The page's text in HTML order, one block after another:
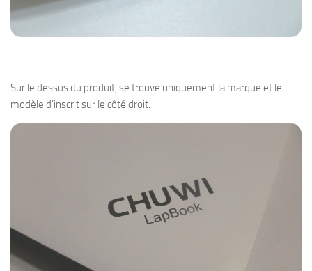
Sur le dessus du produit, se trouve uniquement la marque et le
modèle d’inscrit sur le côté droit.